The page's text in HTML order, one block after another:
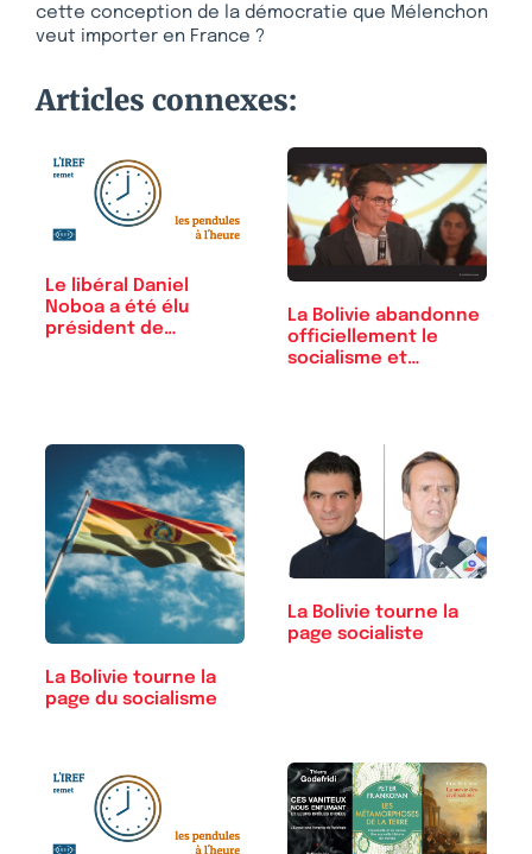
cette conception de la démocratie que Mélenchon
veut importer en France ?
Articles connexes:
Le libéral Daniel
Noboa a été élu
président de
La Bolivie abandonne
officiellement le
socialisme et…
La Bolivie tourne la
page du socialisme
La Bolivie tourne la
page socialiste